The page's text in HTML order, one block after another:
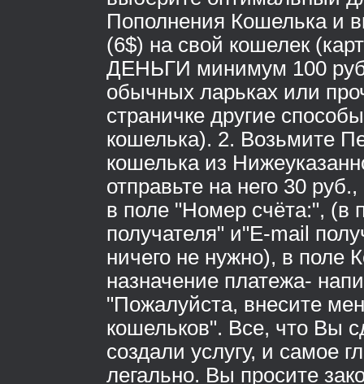
Пополнения Кошелька и
(6$) на свой кошелек
ДЕНЬГИ минимум 100
обычных ларьках или
страничке другие
кошелька). 2. Возьмите
кошелька из
отправьте на него 30
в поле "Номер счёта:", (в
получателя" и"E-mail
ничего не нужно), в поле
назначение платежа-
"Пожалуйста, внесите
кошельков". Все, что Вы
создали услугу, и самое
легально. Вы просите